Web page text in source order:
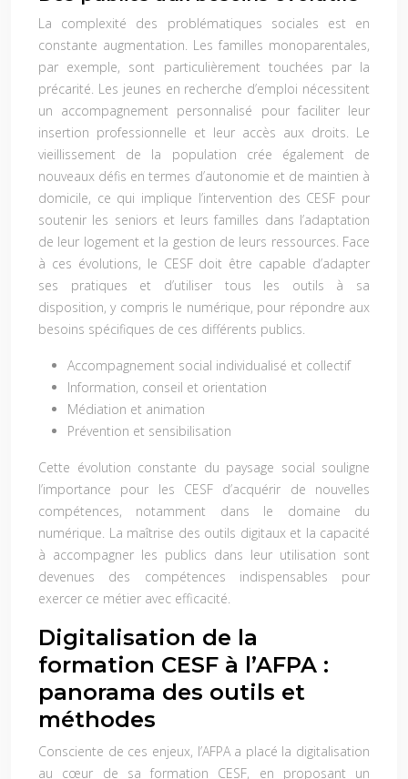
La complexité des problématiques sociales est en
constante augmentation. Les familles monoparentales,
par exemple, sont particulièrement touchées par la
précarité. Les jeunes en recherche d’emploi nécessitent
un accompagnement personnalisé pour faciliter leur
insertion professionnelle et leur accès aux droits. Le
vieillissement de la population crée également de
nouveaux défis en termes d’autonomie et de maintien à
domicile, ce qui implique l’intervention des CESF pour
soutenir les seniors et leurs familles dans l’adaptation
de leur logement et la gestion de leurs ressources. Face
à ces évolutions, le CESF doit être capable d’adapter
ses pratiques et d’utiliser tous les outils à sa
disposition, y compris le numérique, pour répondre aux
besoins spécifiques de ces différents publics.
Accompagnement social individualisé et collectif
Information, conseil et orientation
Médiation et animation
Prévention et sensibilisation
Cette évolution constante du paysage social souligne
l’importance pour les CESF d’acquérir de nouvelles
compétences, notamment dans le domaine du
numérique. La maîtrise des outils digitaux et la capacité
à accompagner les publics dans leur utilisation sont
devenues des compétences indispensables pour
exercer ce métier avec efficacité.
Digitalisation de la
formation CESF à l’AFPA :
panorama des outils et
méthodes
Consciente de ces enjeux, l’AFPA a placé la digitalisation
au cœur de sa formation CESF, en proposant un